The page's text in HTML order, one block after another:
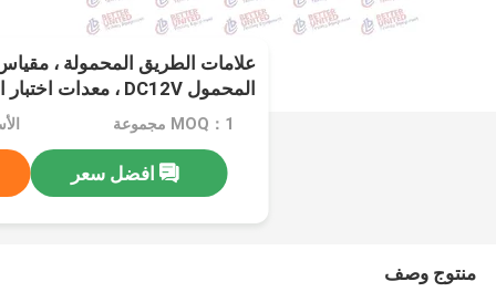
علامات الطريق المحمولة ،
المحمول DC12V ، معدات اختبار الأسفلت
MOQ：1 مجموعة
افضل سعر
منتوج وصف